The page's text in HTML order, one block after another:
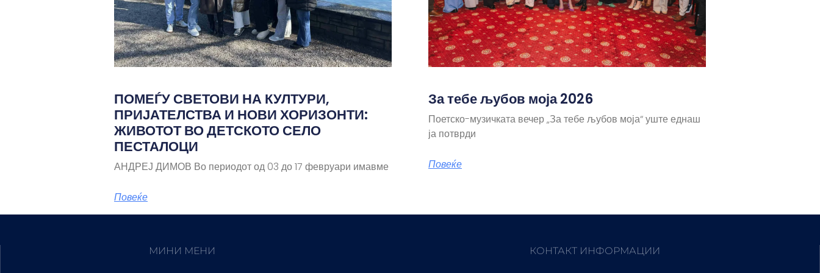
ПОМЕЃУ СВЕТОВИ НА КУЛТУРИ,
ПРИЈАТЕЛСТВА И НОВИ ХОРИЗОНТИ:
ЖИВОТОТ ВО ДЕТСКОТО СЕЛО
ПЕСТАЛОЦИ
АНДРЕЈ ДИМОВ Во периодот од 03 до 17 февруари имавме
Повеќе
За тебе љубов моја 2026
Поетско-музичката вечер „За тебе љубов моја“ уште еднаш
ја потврди
Повеќе
МИНИ МЕНИ КОНТАКТ ИНФОРМАЦИИ